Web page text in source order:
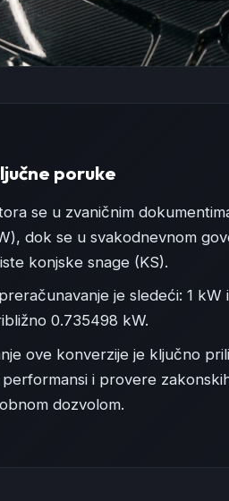
poruke
se u zvaničnim
dok se u svakodnevnom
konjske snage (KS).
je sledeći: 1
0.735498 kW.
ove konverzije je ključno
i provere
dozvolom.